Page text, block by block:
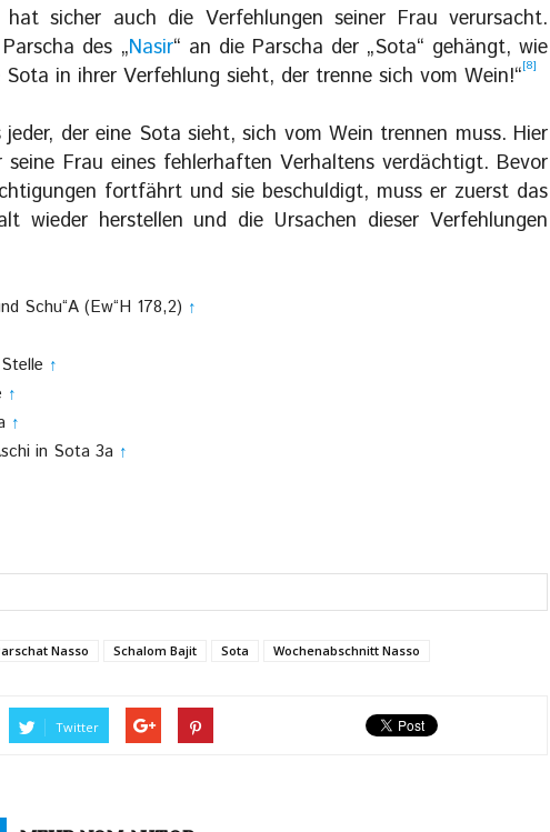
hat sicher auch die Verfehlungen seiner Frau verursacht.
des „Nasir“ an die Parscha der „Sota“ gehängt, wie
Sota in ihrer Verfehlung sieht, der trenne sich vom Wein!“[8]
der eine Sota sieht, sich vom Wein trennen muss. Hier
Frau eines fehlerhaften Verhaltens verdächtigt. Bevor
fortfährt und sie beschuldigt, muss er zuerst das
wieder herstellen und die Ursachen dieser Verfehlungen
Schu“A (Ew“H 178,2) ↑
↑
↑
↑
in Sota 3a ↑
Nasso Schalom Bajit Sota Wochenabschnitt Nasso
Twitter